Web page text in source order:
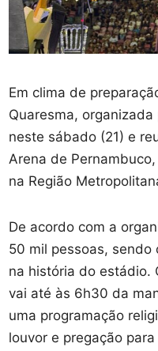
Em clima de
Quaresma,
neste sábado (21) e
Arena de
na Região
De acordo com a
50 mil pessoas, sendo
na história do estádio.
vai até às 6h30 da
uma programação
louvor e pregação